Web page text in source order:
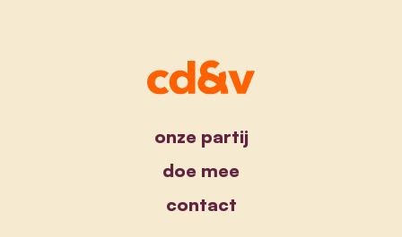
onze partij
doe mee
contact